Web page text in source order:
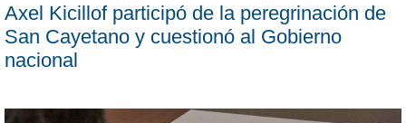
Axel Kicillof participó de la peregrinación de
San Cayetano y cuestionó al Gobierno
nacional